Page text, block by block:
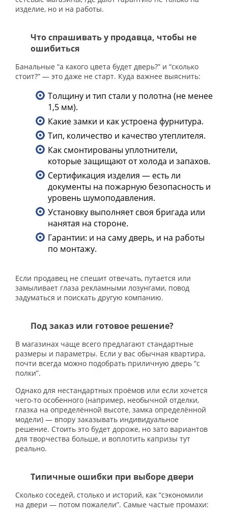
изделие, но и на работы.
Что спрашивать у продавца, чтобы не
ошибиться
Банальные “а какого цвета будет дверь?” и “сколько
стоит?” — это даже не старт. Куда важнее выяснить:
Толщину и тип стали у полотна (не менее
1,5 мм).
Какие замки и как устроена фурнитура.
Тип, количество и качество утеплителя.
Как смонтированы уплотнители,
которые защищают от холода и запахов.
Сертификация изделия — есть ли
документы на пожарную безопасность и
уровень шумоподавления.
Установку выполняет своя бригада или
нанятая на стороне.
Гарантии: и на саму дверь, и на работы
по монтажу.
Если продавец не спешит отвечать, путается или
замыливает глаза рекламными лозунгами, повод
задуматься и поискать другую компанию.
Под заказ или готовое решение?
В магазинах чаще всего предлагают стандартные
размеры и параметры. Если у вас обычная квартира,
почти всегда можно подобрать приличную дверь “с
полки”.
Однако для нестандартных проёмов или если хочется
чего-то особенного (например, необычной отделки,
глазка на определённой высоте, замка определённой
модели) — впору заказывать индивидуальное
решение. Стоить это будет дороже, но зато вариантов
для творчества больше, и воплотить капризы тут
реально.
Типичные ошибки при выборе двери
Сколько соседей, столько и историй, как “сэкономили
на двери — потом пожалели”. Самые частые промахи: